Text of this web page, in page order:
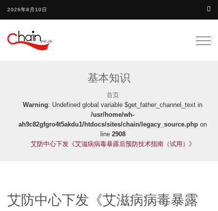
2026年8月10日
基本知识
首页
Warning: Undefined global variable $get_father_channel_text in
/usr/home/wh-
ah9c82gfgro4t5akdu1/htdocs/sites/chain/legacy_source.php on
line 2908
艾防中心下发《艾滋病病毒暴露后预防技术指南（试用）》
艾防中心下发《艾滋病病毒暴露